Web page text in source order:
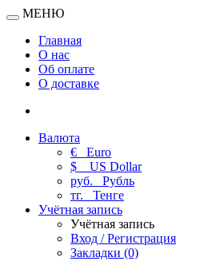
МЕНЮ
Главная
О нас
Об оплате
О доставке
Валюта
€ Euro
$
US Dollar
руб. Рубль
тг. Тенге
Учётная запись
Учётная запись
Вход / Регистрация
Закладки (0)